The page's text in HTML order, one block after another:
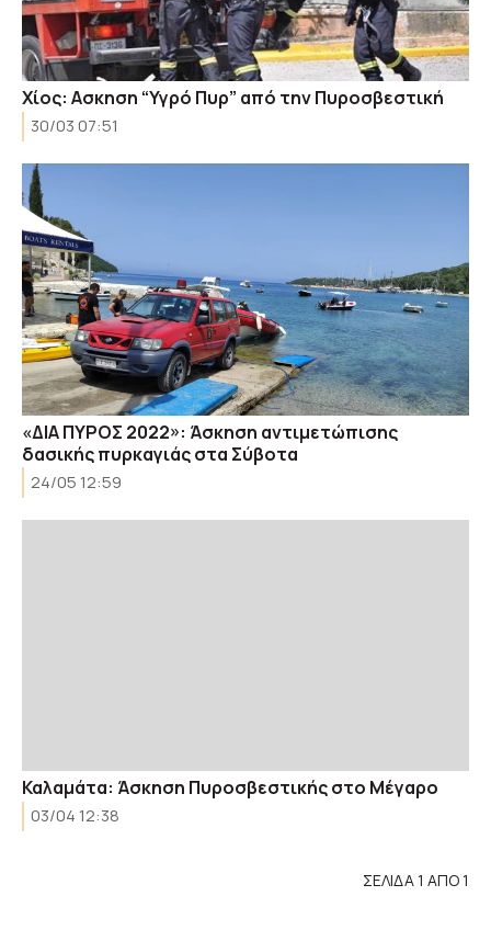
Χίος: Ασκηση “Υγρό Πυρ” από την Πυροσβεστική
30/03 07:51
«ΔΙΑ ΠΥΡΟΣ 2022»: Άσκηση αντιμετώπισης
δασικής πυρκαγιάς στα Σύβοτα
24/05 12:59
Καλαμάτα: Άσκηση Πυροσβεστικής στο Μέγαρο
03/04 12:38
ΣΕΛΙΔΑ 1 ΑΠΟ 1